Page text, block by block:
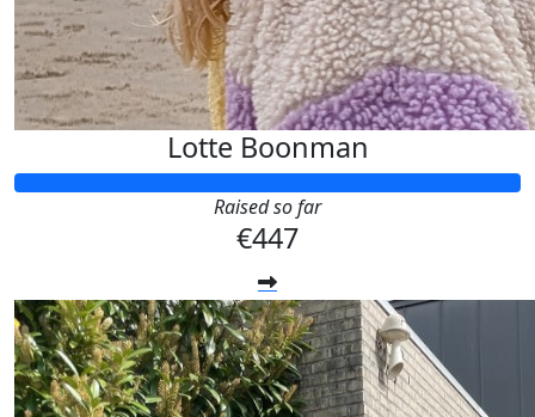
Lotte Boonman
Raised so far
€447